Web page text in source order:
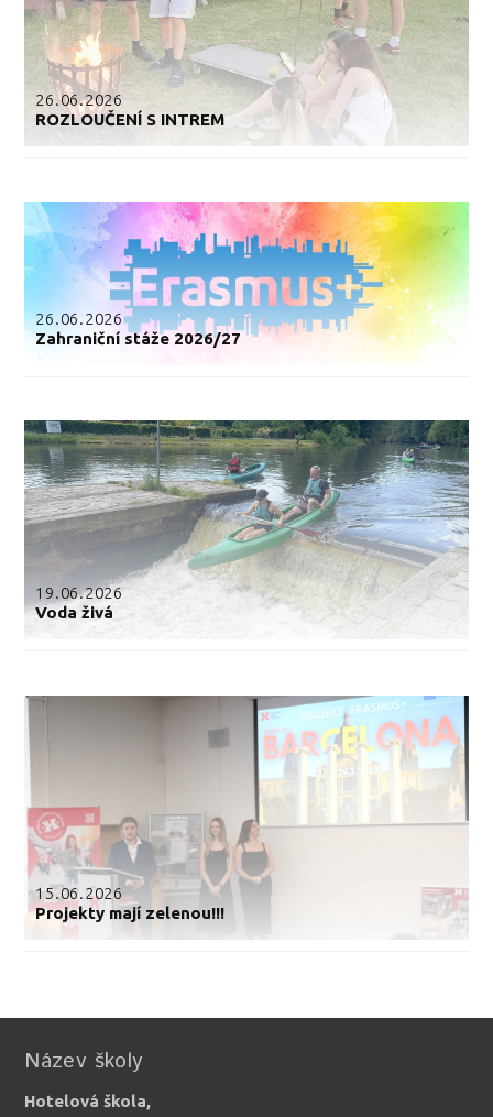
26.06.2026
ROZLOUČENÍ S INTREM
26.06.2026
Zahraniční stáže 2026/27
19.06.2026
Voda živá
15.06.2026
Projekty mají zelenou!!!
Název školy
Hotelová škola,